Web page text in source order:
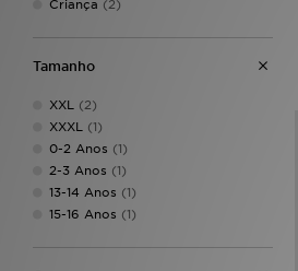
Criança (2)
Tamanho
XXL (2)
XXXL (1)
0-2 Anos (1)
2-3 Anos (1)
13-14 Anos (1)
15-16 Anos (1)